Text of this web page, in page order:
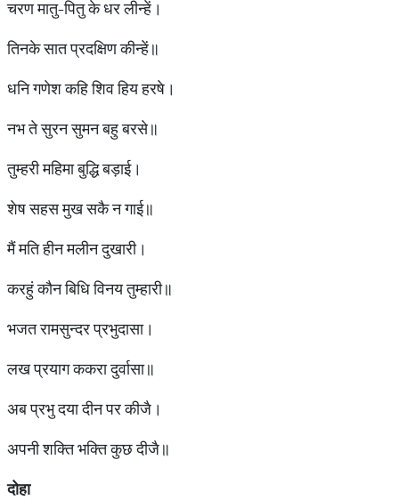
चरण मातु-पितु के धर लीन्हें।
तिनके सात प्रदक्षिण कीन्हें॥
धनि गणेश कहि शिव हिय हरषे।
नभ ते सुरन सुमन बहु बरसे॥
तुम्हरी महिमा बुद्धि बड़ाई।
शेष सहस मुख सकै न गाई॥
मैं मति हीन मलीन दुखारी।
करहुं कौन बिधि विनय तुम्हारी॥
भजत रामसुन्दर प्रभुदासा।
लख प्रयाग ककरा दुर्वासा॥
अब प्रभु दया दीन पर कीजै।
अपनी शक्ति भक्ति कुछ दीजै॥
दोहा